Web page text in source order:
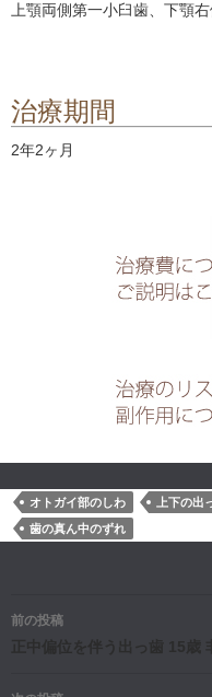
上顎両側第一小臼歯、下顎
治療期間
2年2ヶ月
オトガイ部のしわ 上下の出
歯の真ん中のずれ
投
稿
前の投稿
正中偏位を伴う出っ歯 15歳